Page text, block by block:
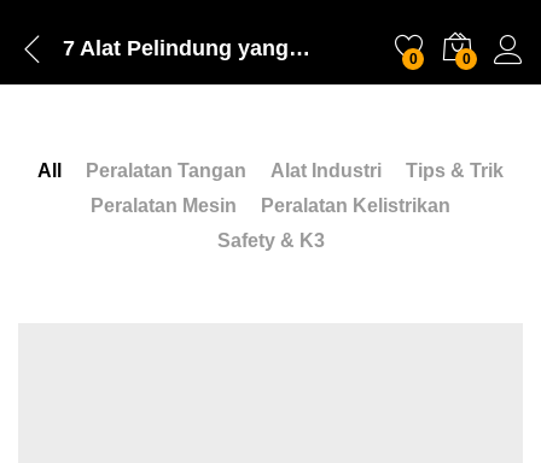
7 Alat Pelindung yang Wajib Dimiliki Pekerja di Ketinggian 0 0
All Peralatan Tangan Alat Industri
Tips & Trik
Peralatan Mesin
Peralatan Kelistrikan
Safety & K3